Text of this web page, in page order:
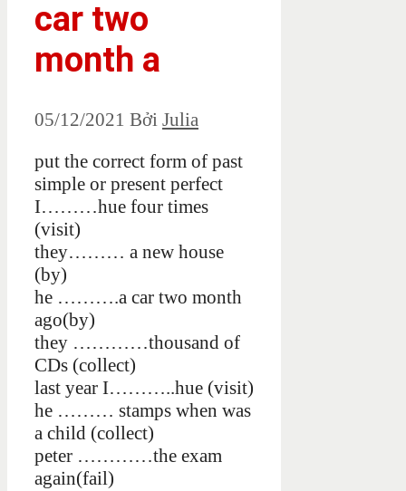
car two
month a
05/12/2021 Bởi Julia
put the correct form of past
simple or present perfect
I………hue four times
(visit)
they……… a new house
(by)
he ……….a car two month
ago(by)
they …………thousand of
CDs (collect)
last year I………..hue (visit)
he ……… stamps when was
a child (collect)
peter …………the exam
again(fail)